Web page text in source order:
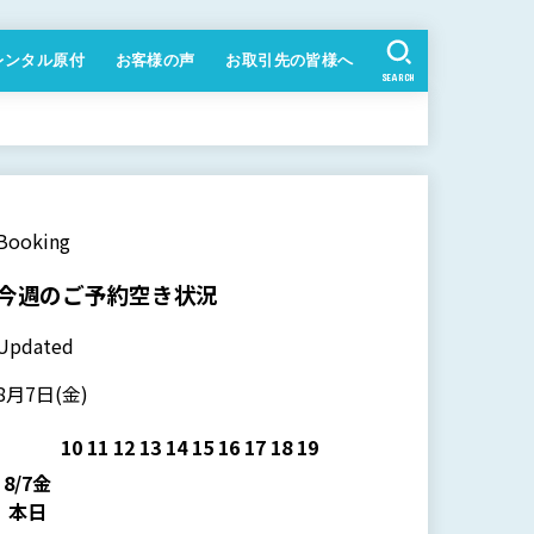
ンタル原付 お客様の声 お取引先の皆様へ
SEARCH